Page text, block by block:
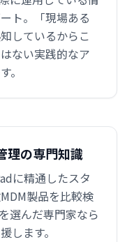
ト。「現場ある
しているからこ
ない実践的なア
。
理の専門知識
に精通したスタ
製品を比較検
選んだ専門家なら
します。